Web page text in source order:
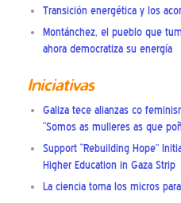
Transición energética y los
Montánchez, el pueblo que
ahora democratiza su energía
Iniciativas
Galiza tece alianzas co
“Somos as mulleres as que
Support “Rebuilding Hope”
Higher Education in Gaza Strip
La ciencia toma los micros